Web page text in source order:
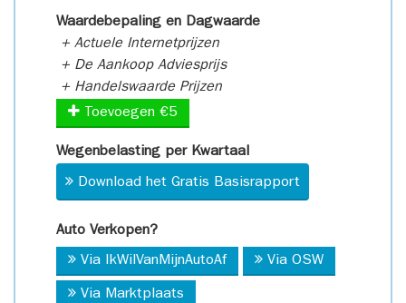
Waardebepaling en Dagwaarde
+ Actuele Internetprijzen
+ De Aankoop Adviesprijs
+ Handelswaarde Prijzen
Toevoegen €5
Wegenbelasting per Kwartaal
Download het Gratis Basisrapport
Auto Verkopen?
Via IkWilVanMijnAutoAf Via OSW
Via Marktplaats